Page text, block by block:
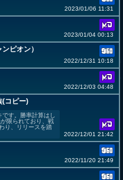
2023/01/06 11:31
2023/01/04 00:13
ピオン）
2022/12/31 10:18
2022/12/03 04:48
(コピー)
です。勝率計算はし
限られており、戦
り、リリースを踏
2022/12/01 21:42
2022/11/20 21:49